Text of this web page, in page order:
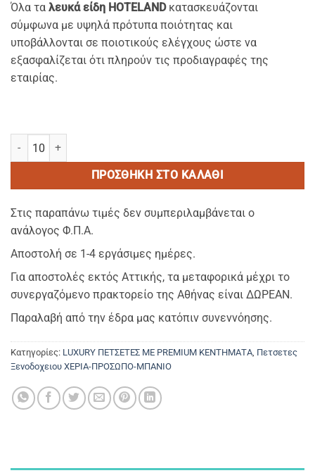
Όλα τα λευκά είδη HOTELAND κατασκευάζονται
σύμφωνα με υψηλά πρότυπα ποιότητας και
υποβάλλονται σε ποιοτικούς ελέγχους ώστε να
εξασφαλίζεται ότι πληρούν τις προδιαγραφές της
εταιρίας.
TRIPLE GRAY-KENTHMENEΣ ΠΕΤΣΕΤΕΣ MΠΑΝΙΟΥ
ΠΡΟΣΘΉΚΗ ΣΤΟ ΚΑΛΆΘΙ
Στις παραπάνω τιμές δεν συμπεριλαμβάνεται ο
ανάλογος Φ.Π.Α.
Αποστολή σε 1-4 εργάσιμες ημέρες.
Για αποστολές εκτός Αττικής, τα μεταφορικά μέχρι το
συνεργαζόμενο πρακτορείο της Αθήνας είναι ΔΩΡΕΑΝ.
Παραλαβή από την έδρα μας κατόπιν συνεννόησης.
Κατηγορίες: LUXURY ΠΕΤΣΕΤΕΣ ΜΕ PREMIUM ΚΕΝΤΗΜΑΤΑ Πετσετες
Ξενοδοχειου ΧΕΡΙΑ-ΠΡΟΣΩΠΟ-ΜΠΑΝΙΟ